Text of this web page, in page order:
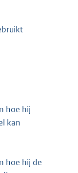
hoe hij
kan
hoe hij de